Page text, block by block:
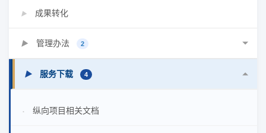
▶ 成果转化
▶ 管理办法 2
▶ 服务下载 4
• 纵向项目相关文档